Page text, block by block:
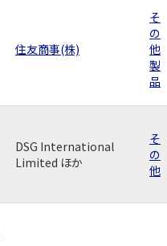
住友商事(株)
そ
の
他
製
品
DSG International
Limited ほか
そ
の
他